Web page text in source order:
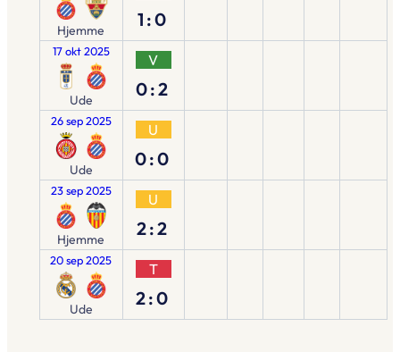
Hjemme 1:0
17 okt 2025
Ude
V
0:2
26 sep 2025
Ude
U
0:0
23 sep 2025
Hjemme
U
2:2
20 sep 2025
Ude
T
2:0